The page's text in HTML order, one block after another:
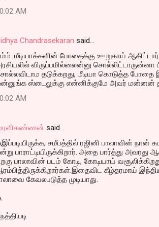
AM
Chandrasekaran said…
மீடியாக்களின் போதைக்கு ஊறுகாய்
விருப்பமில்லைன்னு
தடுக்கறது, மீடியா கொடுத்த
ஸ்டைலுக்கு என்னிக்குமே அவர் மன்னன்
AM
said…
சமீபத்தில் ரஜினி பாலாவின் நான்
பாராட்டியிருக்கிறார். அதை பார்த்து அவரது
பாலாவின் படம் கோடி, கோடியாய்
கீழ்தரமாய்
கேவலபடுத்த முடியாது.